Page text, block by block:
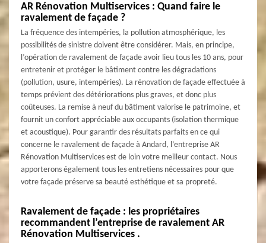
AR Rénovation Multiservices : Quand faire le
ravalement de façade ?
La fréquence des intempéries, la pollution atmosphérique, les
possibilités de sinistre doivent être considérer. Mais, en principe,
l’opération de ravalement de façade avoir lieu tous les 10 ans, pour
entretenir et protéger le bâtiment contre les dégradations
(pollution, usure, intempéries). La rénovation de façade effectuée à
temps prévient des détériorations plus graves, et donc plus
coûteuses. La remise à neuf du bâtiment valorise le patrimoine, et
fournit un confort appréciable aux occupants (isolation thermique
et acoustique). Pour garantir des résultats parfaits en ce qui
concerne le ravalement de façade à Andard, l’entreprise AR
Rénovation Multiservices est de loin votre meilleur contact. Nous
apporterons également tous les entretiens nécessaires pour que
votre façade préserve sa beauté esthétique et sa propreté.
Ravalement de façade : les propriétaires
recommandent l’entreprise de ravalement AR
Rénovation Multiservices .